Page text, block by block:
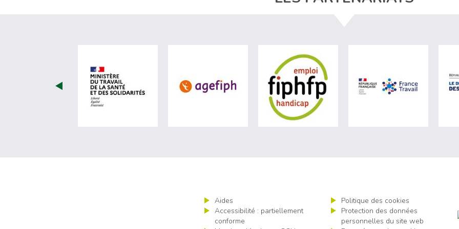
visiter les site de Ministère du travail (nouvelle fenêtre)
visiter les site de Agefiph (nouvelle fenêtre)visiter les site de Fiphfp (nouvellevisiter les
Aides
Accessibilité : partiellement
conforme
Politique des cookies
Protection des données
personnelles du site web